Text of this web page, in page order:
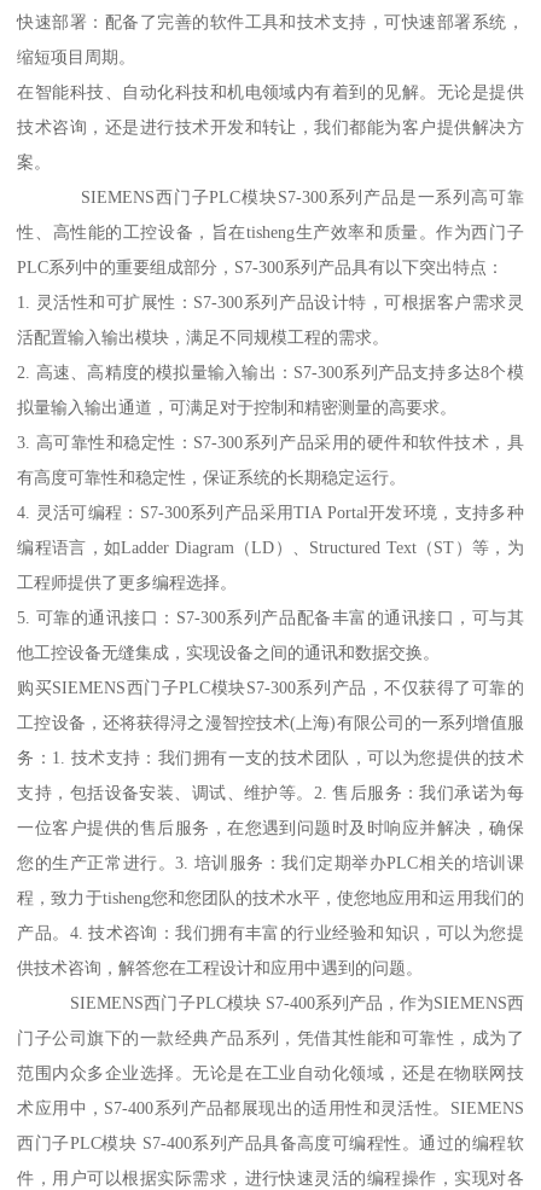
快速部署：配备了完善的软件工具和技术支持，可快速部署系统，
缩短项目周期。
在智能科技、自动化科技和机电领域内有着到的见解。无论是提供
技术咨询，还是进行技术开发和转让，我们都能为客户提供解决方
案。
SIEMENS西门子PLC模块S7-300系列产品是一系列高可靠
性、高性能的工控设备，旨在tisheng生产效率和质量。作为西门子
PLC系列中的重要组成部分，S7-300系列产品具有以下突出特点：
1. 灵活性和可扩展性：S7-300系列产品设计特，可根据客户需求灵
活配置输入输出模块，满足不同规模工程的需求。
2. 高速、高精度的模拟量输入输出：S7-300系列产品支持多达8个模
拟量输入输出通道，可满足对于控制和精密测量的高要求。
3. 高可靠性和稳定性：S7-300系列产品采用的硬件和软件技术，具
有高度可靠性和稳定性，保证系统的长期稳定运行。
4. 灵活可编程：S7-300系列产品采用TIA Portal开发环境，支持多种
编程语言，如Ladder Diagram（LD）、Structured Text（ST）等，为
工程师提供了更多编程选择。
5. 可靠的通讯接口：S7-300系列产品配备丰富的通讯接口，可与其
他工控设备无缝集成，实现设备之间的通讯和数据交换。
购买SIEMENS西门子PLC模块S7-300系列产品，不仅获得了可靠的
工控设备，还将获得浔之漫智控技术(上海)有限公司的一系列增值服
务：1. 技术支持：我们拥有一支的技术团队，可以为您提供的技术
支持，包括设备安装、调试、维护等。2. 售后服务：我们承诺为每
一位客户提供的售后服务，在您遇到问题时及时响应并解决，确保
您的生产正常进行。3. 培训服务：我们定期举办PLC相关的培训课
程，致力于tisheng您和您团队的技术水平，使您地应用和运用我们的
产品。4. 技术咨询：我们拥有丰富的行业经验和知识，可以为您提
供技术咨询，解答您在工程设计和应用中遇到的问题。
SIEMENS西门子PLC模块 S7-400系列产品，作为SIEMENS西
门子公司旗下的一款经典产品系列，凭借其性能和可靠性，成为了
范围内众多企业选择。无论是在工业自动化领域，还是在物联网技
术应用中，S7-400系列产品都展现出的适用性和灵活性。SIEMENS
西门子PLC模块 S7-400系列产品具备高度可编程性。通过的编程软
件，用户可以根据实际需求，进行快速灵活的编程操作，实现对各